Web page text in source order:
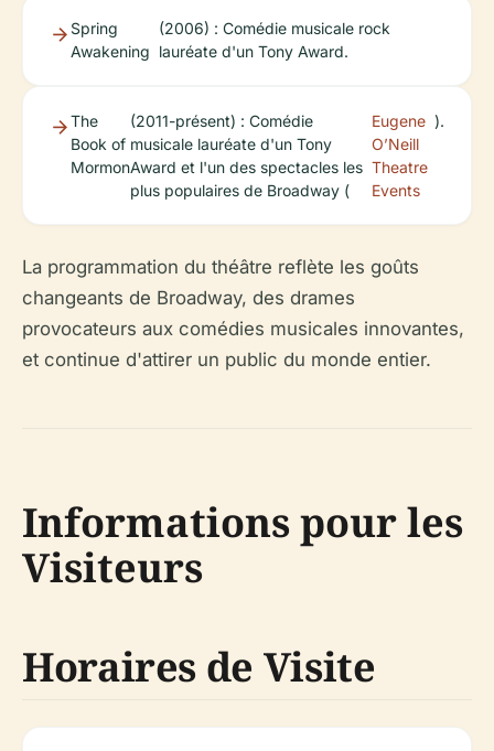
Spring
Awakening
(2006) : Comédie musicale rock
lauréate d'un Tony Award.
The
Book of
Mormon
(2011-présent) : Comédie
musicale lauréate d'un Tony
Award et l'un des spectacles les
plus populaires de Broadway (
Eugene
O’Neill
Theatre
Events
).
La programmation du théâtre reflète les goûts
changeants de Broadway, des drames
provocateurs aux comédies musicales innovantes,
et continue d'attirer un public du monde entier.
Informations pour les
Visiteurs
Horaires de Visite